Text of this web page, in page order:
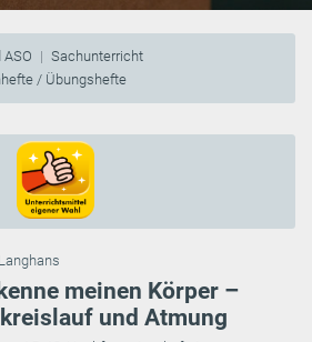
Sachunterricht
/ Übungshefte
meinen Körper –
und Atmung